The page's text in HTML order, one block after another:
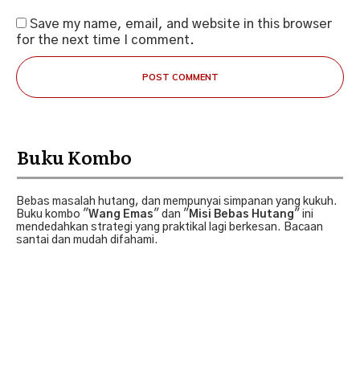
Save my name, email, and website in this browser
for the next time I comment.
POST COMMENT
Buku Kombo
Bebas masalah hutang, dan mempunyai simpanan yang kukuh.
Buku kombo "Wang Emas" dan " Misi Bebas Hutang" ini
mendedahkan strategi yang praktikal lagi berkesan. Bacaan
santai dan mudah difahami.